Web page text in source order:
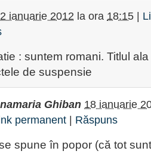
ianuarie 2012 la ora 18:15
: suntem romani. Titlul
de suspensie
Ghiban 18 ianuarie
permanent
Răspuns
spune în popor (că tot